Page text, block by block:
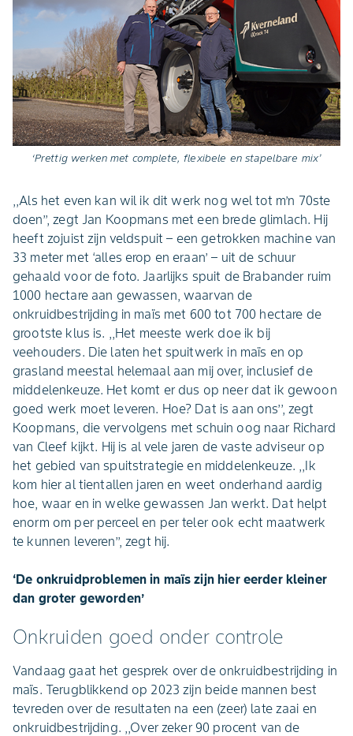
‘Prettig werken met complete, flexibele en stapelbare mix’
,,Als het even kan wil ik dit werk nog wel tot m’n 70ste
doen’’, zegt Jan Koopmans met een brede glimlach. Hij
heeft zojuist zijn veldspuit – een getrokken machine van
33 meter met ‘alles erop en eraan’ – uit de schuur
gehaald voor de foto. Jaarlijks spuit de Brabander ruim
1000 hectare aan gewassen, waarvan de
onkruidbestrijding in maïs met 600 tot 700 hectare de
grootste klus is. ,,Het meeste werk doe ik bij
veehouders. Die laten het spuitwerk in maïs en op
grasland meestal helemaal aan mij over, inclusief de
middelenkeuze. Het komt er dus op neer dat ik gewoon
goed werk moet leveren. Hoe? Dat is aan ons’’, zegt
Koopmans, die vervolgens met schuin oog naar Richard
van Cleef kijkt. Hij is al vele jaren de vaste adviseur op
het gebied van spuitstrategie en middelenkeuze. ,,Ik
kom hier al tientallen jaren en weet onderhand aardig
hoe, waar en in welke gewassen Jan werkt. Dat helpt
enorm om per perceel en per teler ook echt maatwerk
te kunnen leveren’’, zegt hij.
‘De onkruidproblemen in maïs zijn hier eerder kleiner
dan groter geworden’
Onkruiden goed onder controle
Vandaag gaat het gesprek over de onkruidbestrijding in
maïs. Terugblikkend op 2023 zijn beide mannen best
tevreden over de resultaten na een (zeer) late zaai en
onkruidbestrijding. ,,Over zeker 90 procent van de